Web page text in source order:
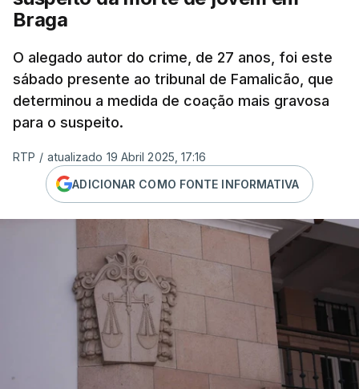
Braga
O alegado autor do crime, de 27 anos, foi este
sábado presente ao tribunal de Famalicão, que
determinou a medida de coação mais gravosa
para o suspeito.
RTP / atualizado 19 Abril 2025, 17:16
ADICIONAR COMO FONTE INFORMATIVA